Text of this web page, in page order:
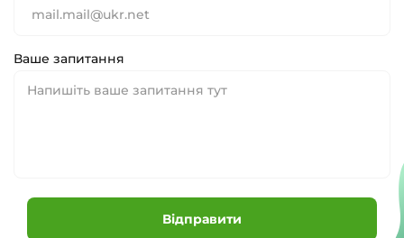
Ваше запитання
Відправити